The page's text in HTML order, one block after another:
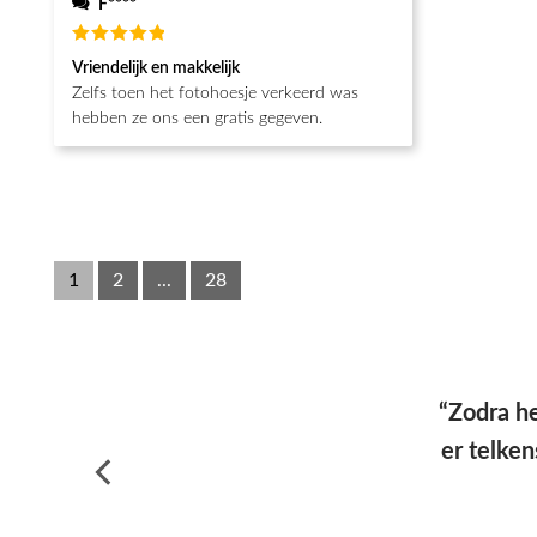
F****
Waardering
5 uit 5
Vriendelijk en makkelijk
Zelfs toen het fotohoesje verkeerd was
hebben ze ons een gratis gegeven.
1 2 ... 28